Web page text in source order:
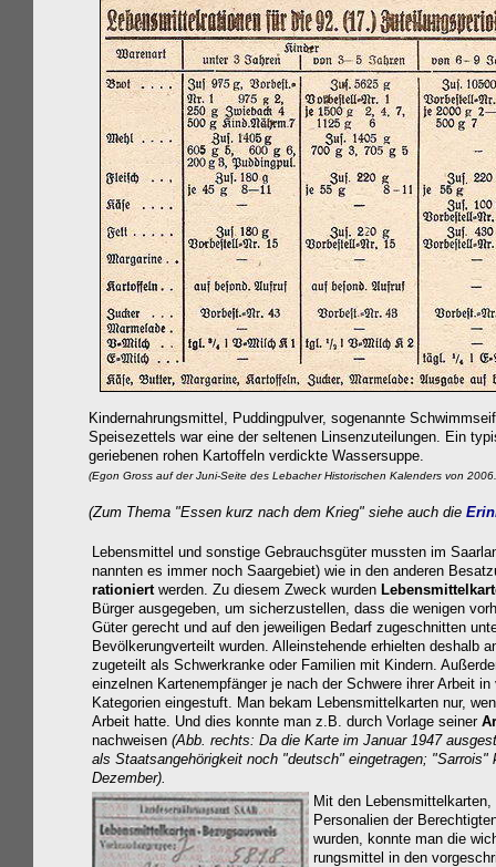
Kindernahrungsmittel, Puddingpulver, sogenannte
Speisezettels war eine der seltenen Linsenzuteilungen. Ein
geriebenen rohen Kartoffeln verdickte Wassersuppe.
(Egon Gross auf der Juni-Seite des Lebacher Historischen Kalenders von
(Zum Thema "Essen kurz nach dem Krieg" siehe auch die
Lebensmittel und sonstige Gebrauchsgüter mussten im
nannten es immer noch Saargebiet) wie in den anderen
rationiert werden. Zu diesem Zweck wurden
Bürger ausgegeben, um sicherzustellen, dass die wenigen
Güter gerecht und auf den jeweiligen Bedarf zugeschnitten
Bevölkerungverteilt wurden. Alleinstehende erhielten deshalb
zugeteilt als Schwerkranke oder Familien mit Kindern.
einzelnen Kartenempfänger je nach der Schwere ihrer Arbeit in
Kategorien eingestuft. Man bekam Lebensmittelkarten nur,
Arbeit hatte. Und dies konnte man z.B. durch Vorlage seiner
nachweisen (Abb. rechts: Da die Karte im Januar 1947
als Staatsangehörigkeit noch "deutsch" eingetragen; "Sarrois"
Dezember).
Mit den Lebensmittelkarten,
Personalien der
wurden, konnte man die
rungsmittel in den